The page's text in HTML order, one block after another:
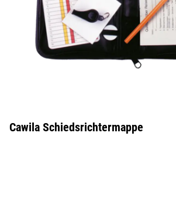
Cawila Schiedsrichtermappe